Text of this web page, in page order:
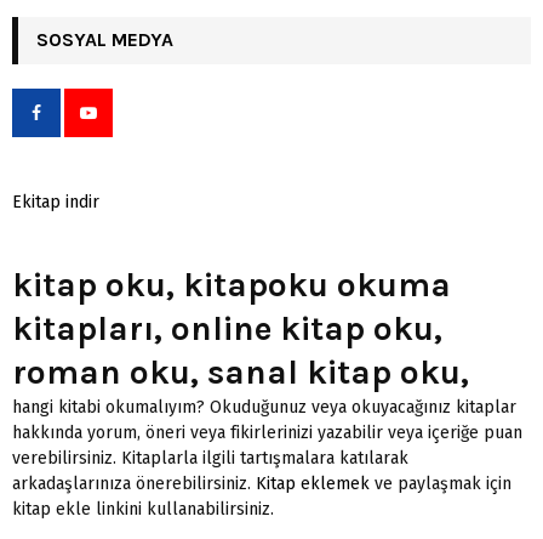
SOSYAL MEDYA
Ekitap indir
kitap oku, kitapoku okuma
kitapları, online kitap oku,
roman oku, sanal kitap oku,
hangi kitabi okumalıyım? Okuduğunuz veya okuyacağınız kitaplar
hakkında yorum, öneri veya fikirlerinizi yazabilir veya içeriğe puan
verebilirsiniz. Kitaplarla ilgili tartışmalara katılarak
arkadaşlarınıza önerebilirsiniz. Kitap eklemek ve paylaşmak için
kitap ekle linkini kullanabilirsiniz.